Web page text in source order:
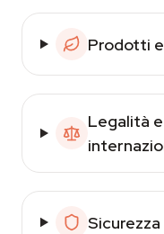
Prodotti
Legalità